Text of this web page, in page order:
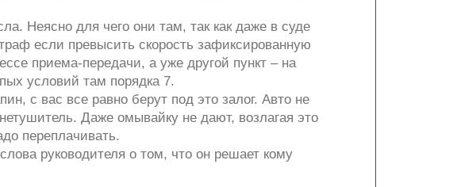
Неясно для чего они там, так как даже в суде
если превысить скорость зафиксированную
приема-передачи, а уже другой пункт – на
условий там порядка 7.
с вас все равно берут под это залог. Авто не
Даже омывайку не дают, возлагая это
переплачивать.
руководителя о том, что он решает кому